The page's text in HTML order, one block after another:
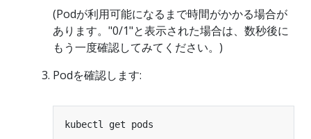
(Podが利用可能になるまで時間がかかる場合が
あります。"0/1"と表示された場合は、数秒後に
もう一度確認してみてください。)
Podを確認します: